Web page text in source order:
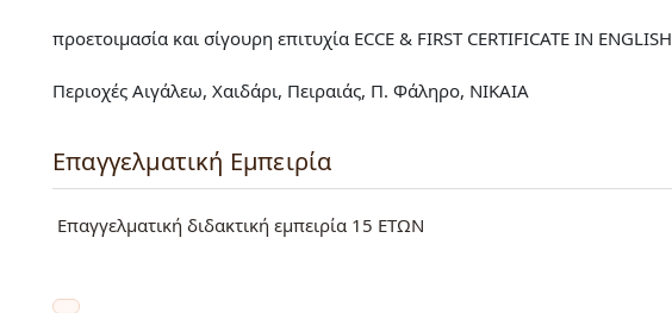
προετοιμασία και σίγουρη επιτυχία ECCE & FIRST CERTIFICATE IN ENGLISH
Περιοχές Αιγάλεω, Χαιδάρι, Πειραιάς, Π. Φάληρο, ΝΙΚΑΙΑ
Επαγγελματική Εμπειρία
Επαγγελματική διδακτική εμπειρία 15 ΕΤΩΝ